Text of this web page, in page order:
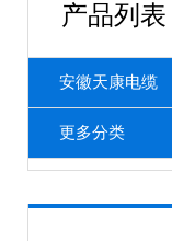
产品列表
安徽天康电缆
更多分类